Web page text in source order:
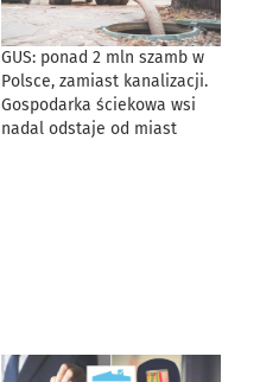
GUS: ponad 2 mln szamb w
Polsce, zamiast kanalizacji.
Gospodarka ściekowa wsi
nadal odstaje od miast